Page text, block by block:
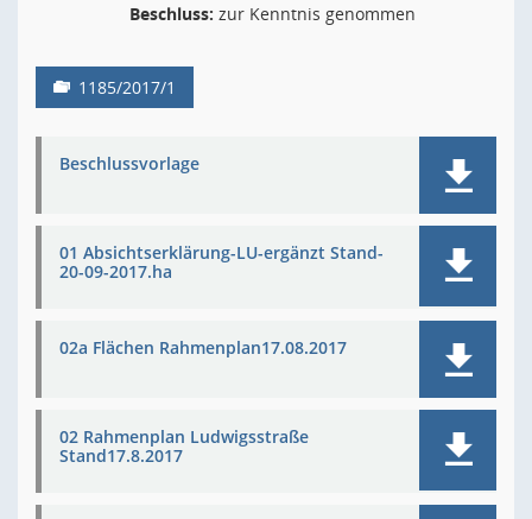
Beschluss: zur Kenntnis genommen
1185/2017/1
Beschlussvorlage
01 Absichtserklärung-LU-ergänzt Stand-
20-09-2017.ha
02a Flächen Rahmenplan17.08.2017
02 Rahmenplan Ludwigsstraße
Stand17.8.2017